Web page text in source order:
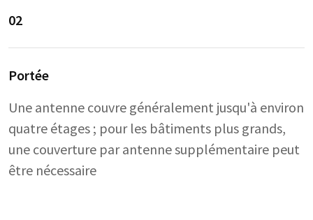
02
Portée
Une antenne couvre généralement jusqu'à environ
quatre étages ; pour les bâtiments plus grands,
une couverture par antenne supplémentaire peut
être nécessaire